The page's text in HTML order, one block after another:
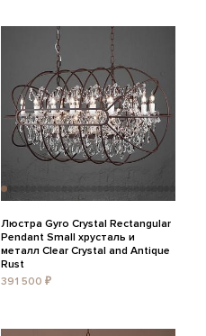
Люстра Gyro Crystal Rectangular
Pendant Small хрусталь и
металл Clear Crystal and Antique
Rust
391 500 ₽